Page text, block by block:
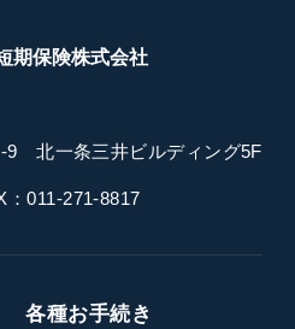
期保険株式会社
2-9北一条三井ビルディング5F
：011-271-8817
各種お手続き